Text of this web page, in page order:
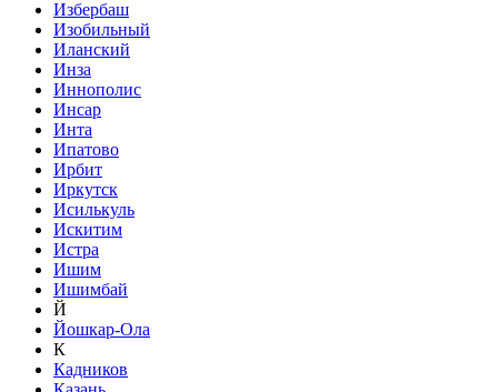
Избербаш
Изобильный
Иланский
Инза
Иннополис
Инсар
Инта
Ипатово
Ирбит
Иркутск
Исилькуль
Искитим
Истра
Ишим
Ишимбай
Й
Йошкар-Ола
К
Кадников